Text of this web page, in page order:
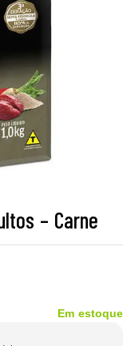
– Carne
Em estoque